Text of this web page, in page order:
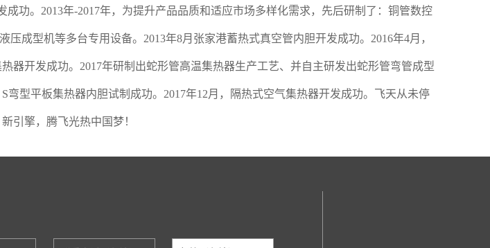
成功。2013年-2017年，为提升产品品质和适应市场多样化需求，先后研制了：铜管数控
成型机等多台专用设备。2013年8月张家港蓄热式真空管内胆开发成功。2016年4月，
器开发成功。2017年研制出蛇形管高温集热器生产工艺、并自主研发出蛇形管弯管成型
弯型平板集热器内胆试制成功。2017年12月，隔热式空气集热器开发成功。飞天从未停
引擎，腾飞光热中国梦！